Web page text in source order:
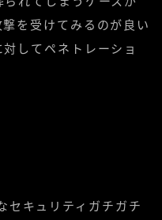
を受けてみるのが良い
してペネトレーショ
キュリティガチガチ